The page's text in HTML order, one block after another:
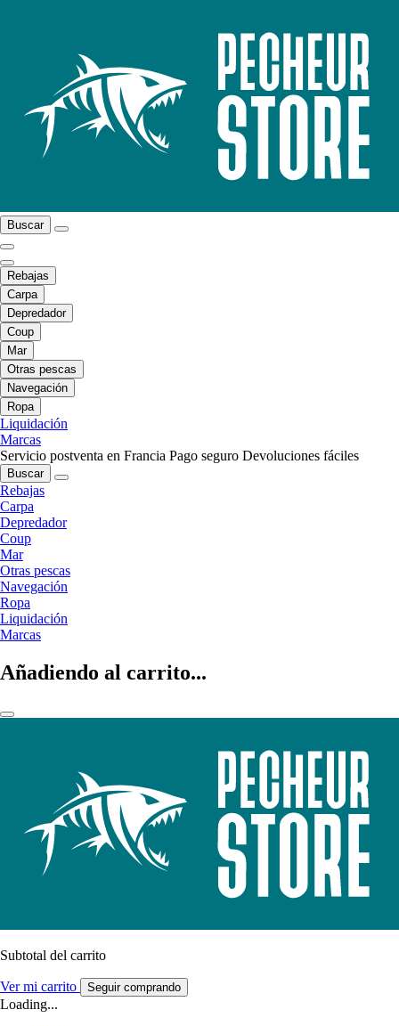
Buscar
Rebajas
Carpa
Depredador
Coup
Mar
Otras pescas
Navegación
Ropa
Liquidación
Marcas
Servicio postventa en Francia Pago seguro Devoluciones fáciles
Buscar
Rebajas
Carpa
Depredador
Coup
Mar
Otras pescas
Navegación
Ropa
Liquidación
Marcas
Añadiendo al carrito...
Subtotal del carrito
Ver mi carrito Seguir comprando
Loading...